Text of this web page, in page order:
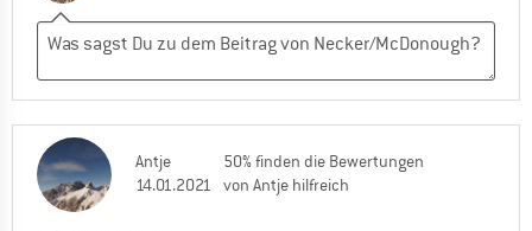
Antje
14.01.2021
50% finden die Bewertungen
von Antje hilfreich